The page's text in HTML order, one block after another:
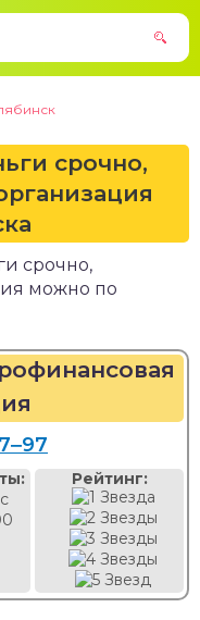
срочно,
срочно,
можно по
Рейтинг: